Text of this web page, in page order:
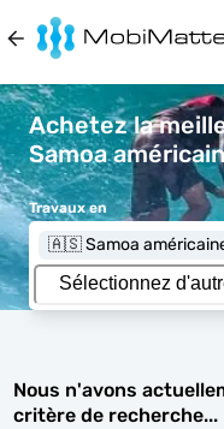
Achetez la
Samoa
Travaux en
🇦🇸 Samoa
Nous n'avons
critère de recherche...